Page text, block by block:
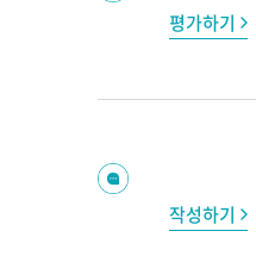
평가하기
작성하기